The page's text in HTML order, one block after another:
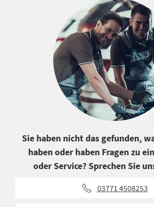
Sie haben nicht das gefunden,
haben oder haben Fragen zu
oder Service? Sprechen Sie
03771 4508253